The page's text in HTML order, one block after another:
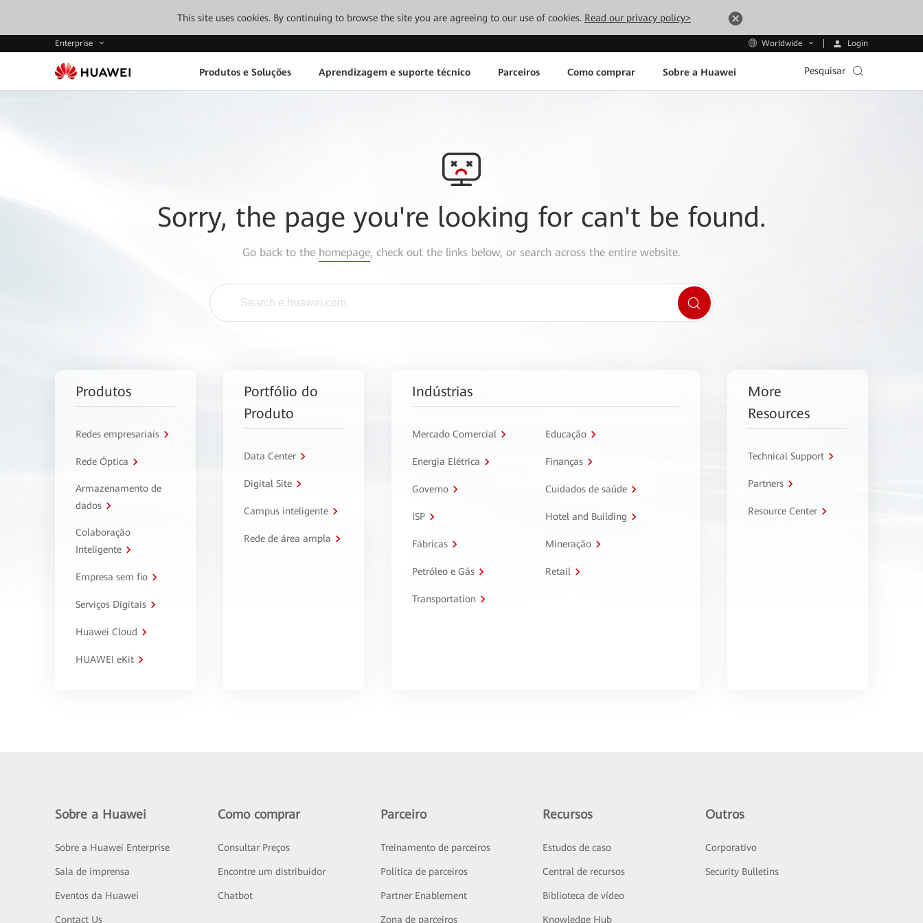
This site uses cookies. By continuing to browse the site you are agreeing to our use of cookies. Read our privacy policy>
Enterprise Worldwide Login
Produtos e Soluções Aprendizagem e suporte técnico Parceiros Como comprar Sobre a Huawei Pesquisar
Sorry, the page you're looking for can't be found.
Go back to the homepage, check out the links below, or search across the entire website.
Produtos
Redes empresariais
Rede Óptica
Armazenamento de
dados
Colaboração
Inteligente
Empresa sem fio
Serviços Digitais
Huawei Cloud
HUAWEI eKit
Portfólio do
Produto
Data Center
Digital Site
Campus inteligente
Rede de área ampla
Indústrias
Mercado Comercial Educação
Energia Elétrica Finanças
Governo Cuidados de saúde
ISP Hotel and Building
Fábricas Mineração
Petróleo e Gás Retail
Transportation
More
Resources
Technical Support
Partners
Resource Center
Sobre a Huawei
Sobre a Huawei Enterprise
Sala de imprensa
Eventos da Huawei
Contact Us
Como comprar
Consultar Preços
Encontre um distribuidor
Chatbot
Parceiro
Treinamento de parceiros
Política de parceiros
Partner Enablement
Zona de parceiros
Recursos
Estudos de caso
Central de recursos
Biblioteca de vídeo
Knowledge Hub
Outros
Corporativo
Security Bulletins